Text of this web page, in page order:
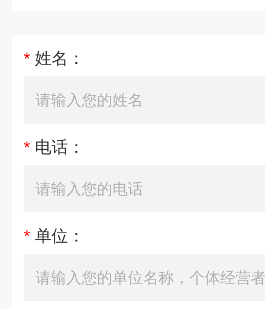
* 姓名：
* 电话：
* 单位：